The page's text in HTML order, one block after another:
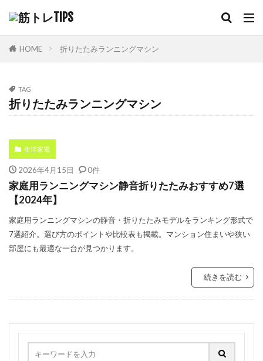
HOME 折りたたみランニングマシン
TAG
折りたたみランニングマシン
生活家電
2026年4月15日 0件
家庭用ランニングマシン静音折りたたみおすすめ7選
【2024年】
家庭用ランニングマシンの静音・折りたたみモデルをランキング形式で
7選紹介。選び方のポイントや比較表も掲載。マンション住まいや狭い
部屋にも最適な一台が見つかります。
続きを読む